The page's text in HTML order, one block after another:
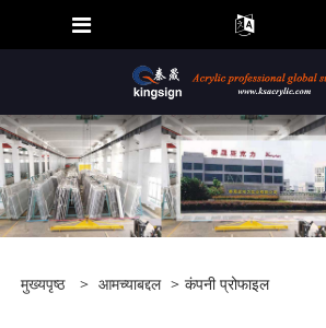
मुख्यपृष्ठ > आमच्याबद्दल > कंपनी प्रोफाइल